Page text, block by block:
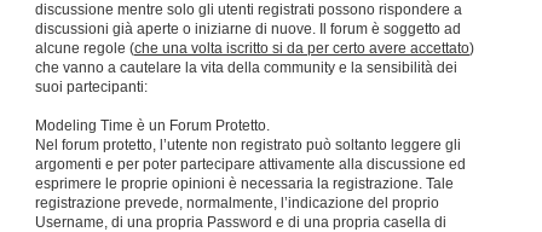
discussione mentre solo gli utenti registrati possono rispondere a
discussioni già aperte o iniziarne di nuove. Il forum è soggetto ad
alcune regole (che una volta iscritto si da per certo avere accettato)
che vanno a cautelare la vita della community e la sensibilità dei
suoi partecipanti:
Modeling Time è un Forum Protetto.
Nel forum protetto, l’utente non registrato può soltanto leggere gli
argomenti e per poter partecipare attivamente alla discussione ed
esprimere le proprie opinioni è necessaria la registrazione. Tale
registrazione prevede, normalmente, l’indicazione del proprio
Username, di una propria Password e di una propria casella di